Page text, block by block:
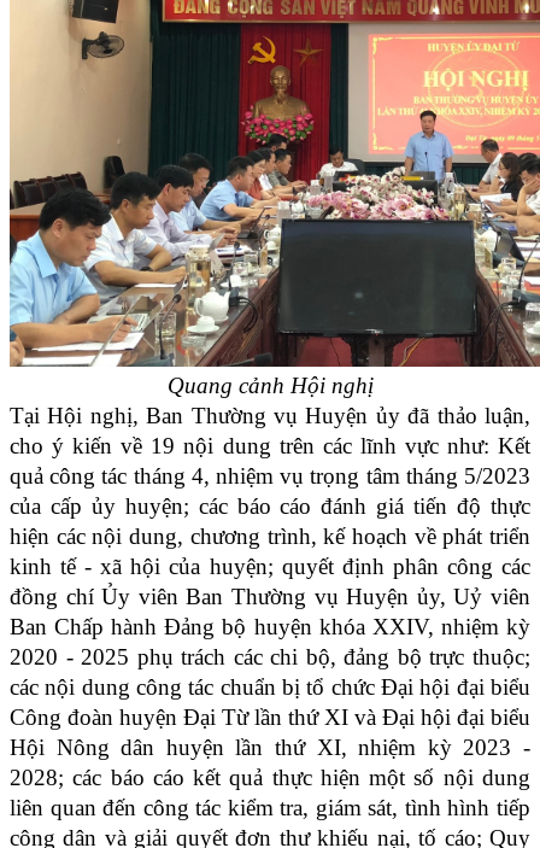
Quang cảnh Hội nghị
Tại Hội nghị, Ban Thường vụ Huyện ủy đã thảo luận,
cho ý kiến về 19 nội dung trên các lĩnh vực như: Kết
quả công tác tháng 4, nhiệm vụ trọng tâm tháng 5/2023
của cấp ủy huyện; các báo cáo đánh giá tiến độthực
hiện các nội dung, chương trình, kế hoạch về phát triển
kinh tế - xã hội của huyện; quyết định phân công các
đồng chí Ủy viên Ban Thường vụ Huyện ủy, Uỷ viên
Ban Chấp hành Đảng bộ huyện khóa XXIV, nhiệm kỳ
2020 - 2025 phụ trách các chi bộ, đảng bộ trực thuộc;
các nội dung công tác chuẩn bị tổ chức Đại hội đại biểu
Công đoàn huyện Đại Từ lần thứ XI và Đại hội đại biểu
Hội Nông dân huyện lần thứ XI, nhiệm kỳ 2023 -
2028; các báo cáo kết quả thực hiện một số nội dung
liên quan đến công tác kiểm tra, giám sát, tình hình tiếp
công dân và giải quyết đơn thư khiếu nại, tố cáo; Quy